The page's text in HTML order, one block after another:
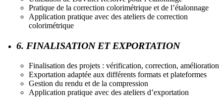
Pratique de la correction colorimétrique et de l’étalonnage
Application pratique avec des ateliers de correction
colorimétrique
6. FINALISATION ET EXPORTATION
Finalisation des projets : vérification, correction, amélioration
Exportation adaptée aux différents formats et plateformes
Gestion du rendu et de la compression
Application pratique avec des ateliers d’exportation